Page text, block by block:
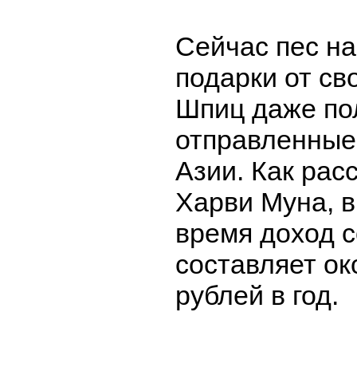
Сейчас пес
подарки от
Шпиц даже
Азии. Как
Харви Муна,
время доход
составляет
рублей в год.